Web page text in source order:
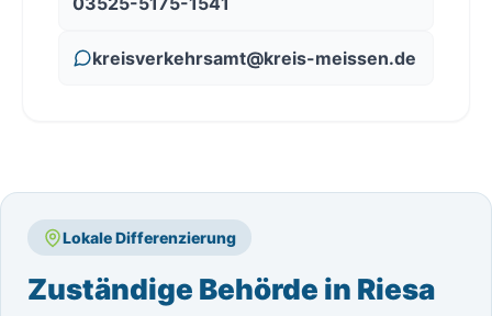
kreisverkehrsamt@kreis-meissen.de
Lokale Differenzierung
Zuständige Behörde in Riesa